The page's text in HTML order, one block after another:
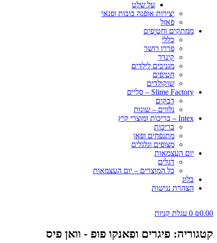
על שלט
יצירות אופנה בובות ופנאי
פאזל
ממתקים וחטיפים
כללי
פררו רושר
קינדר
מגניבים לילדים
חטיפים
שוקולדים
Slime Factory – סליים
דבקים
נלווים – שונות
Intex – בריכות ומוצרי קיץ
בריכות
מתנפחים ופאן
מצופים וגלגלים
יום העצמאות
דגלים
כל המוצרים – יום העצמאות
בלוג
הצהרת נגישות
₪0.00
0 עגלת קניות
קטגוריה: פיגרים ופאנקו פופ - וואן פיס